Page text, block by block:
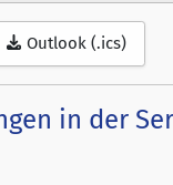
Outlook (.ics)
in der